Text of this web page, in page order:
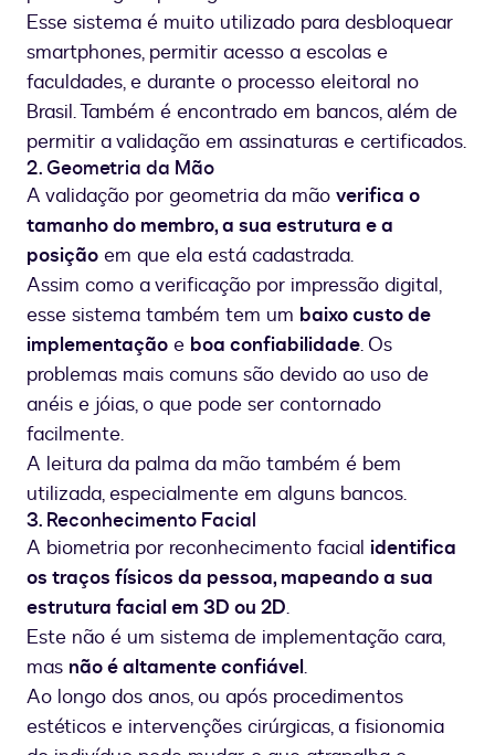
Esse sistema é muito utilizado para desbloquear
smartphones, permitir acesso a escolas e
faculdades, e durante o processo eleitoral no
Brasil. Também é encontrado em bancos, além de
permitir a validação em assinaturas e certificados.
2. Geometria da Mão
A validação por geometria da mão verifica o
tamanho do membro, a sua estrutura e a
posição em que ela está cadastrada.
Assim como a verificação por impressão digital,
esse sistema também tem um baixo custo de
implementação e boa confiabilidade. Os
problemas mais comuns são devido ao uso de
anéis e jóias, o que pode ser contornado
facilmente.
A leitura da palma da mão também é bem
utilizada, especialmente em alguns bancos.
3. Reconhecimento Facial
A biometria por reconhecimento facial identifica
os traços físicos da pessoa, mapeando a sua
estrutura facial em 3D ou 2D.
Este não é um sistema de implementação cara,
mas não é altamente confiável.
Ao longo dos anos, ou após procedimentos
estéticos e intervenções cirúrgicas, a fisionomia